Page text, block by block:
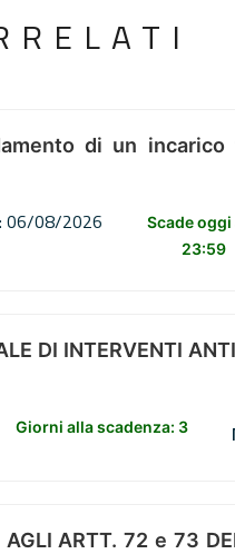
di un
: 06/08/2026
Scade oggi
23:59
DI INTERVENTI
Giorni alla scadenza: 3
ARTT. 72 e 73